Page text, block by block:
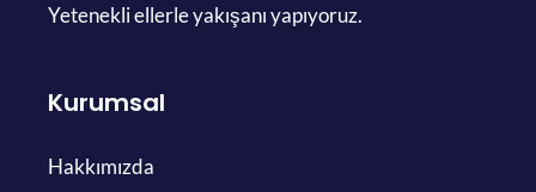
Yetenekli ellerle yakışanı yapıyoruz.
Kurumsal
Hakkımızda